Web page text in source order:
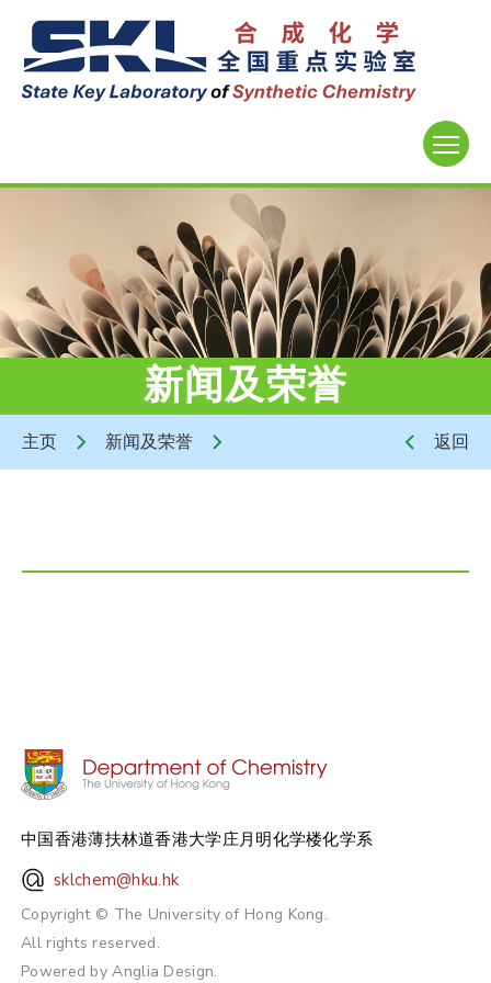
新闻及荣誉
返回
主页 新闻及荣誉
中国香港薄扶林道香港大学庄月明化学楼化学系
sklchem@hku.hk
Copyright © The University of Hong Kong.
All rights reserved.
Powered byAnglia Design.